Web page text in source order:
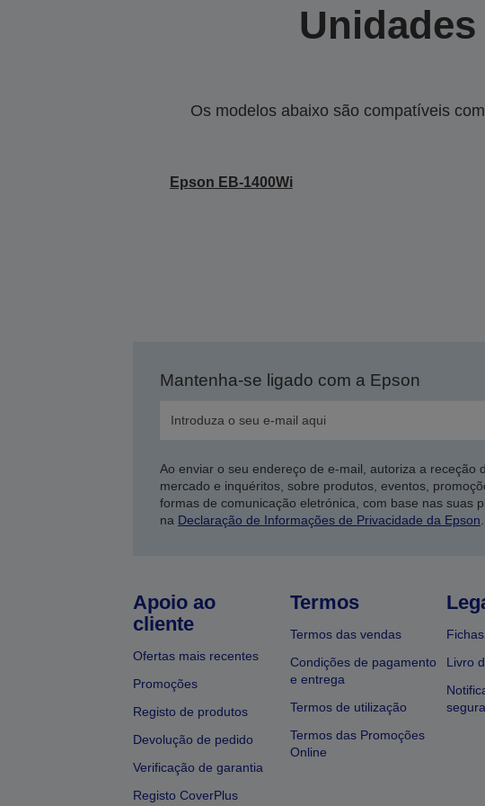
Os modelos abaixo são compatíveis
Epson EB-1400Wi
Mantenha-se ligado com a Epson
Ao enviar o seu endereço de e-mail, autoriza a receção
mercado e inquéritos, sobre produtos, eventos,
formas de comunicação eletrónica, com base nas suas
na Declaração de Informações de Privacidade da Epson
Apoio ao
cliente
Ofertas mais recentes
Promoções
Registo de produtos
Devolução de pedido
Verificação de garantia
Registo CoverPlus
Termos
Termos das vendas
Condições de pagamento
e entrega
Termos de utilização
Termos das Promoções
Online
Livro